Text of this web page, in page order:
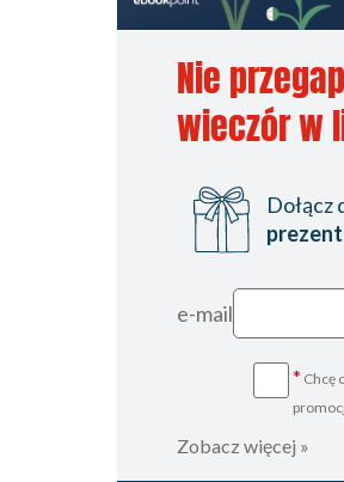
Nie
wieczór w
Dołącz
prezent
e-mail
* Chcę
Zobacz więcej »